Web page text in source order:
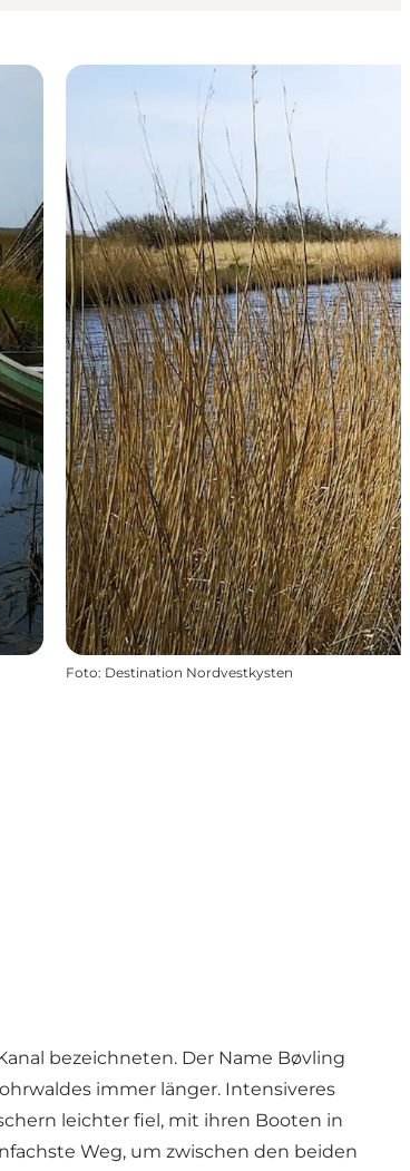
Foto: Destination Nordvestkysten
bezeichneten. Der Name Bøvling
immer länger. Intensiveres
leichter fiel, mit ihren Booten in
Weg, um zwischen den beiden